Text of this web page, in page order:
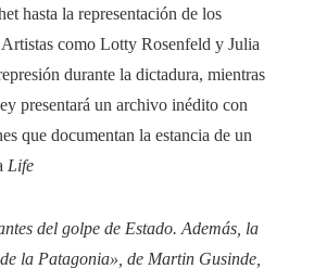
hasta la representación de los
como Lotty Rosenfeld y Julia
durante la dictadura, mientras
presentará un archivo inédito con
que documentan la estancia de un
Life
del golpe de Estado. Además, la
la Patagonia», de Martin Gusinde,